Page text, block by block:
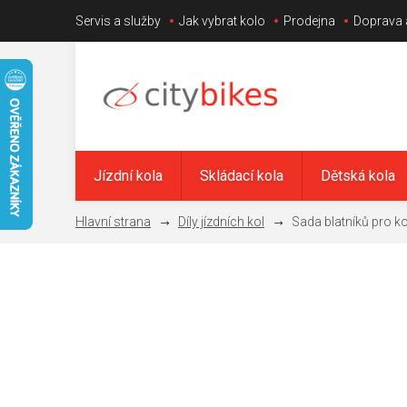
obsah
Servis a služby Jak vybrat kolo Prodejna Doprava
Jízdní kola Skládací kola Dětská kola
Díly jízdních kol Sada blatníků pro